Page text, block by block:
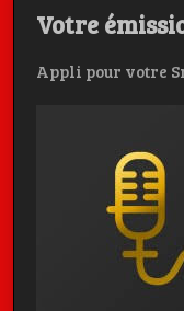
Votre
Appli pour votre